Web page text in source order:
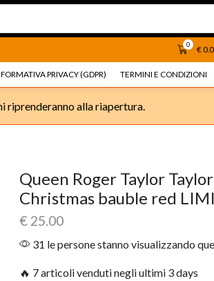
0
€
PRIVACY (GDPR) TERMINI E CONDIZIONI
Ricambi e accessori Moto Go
riprenderanno alla riapertura.
Queen Roger Taylor
Christmas bauble red
€ 25.00
31 le persone stanno visualizzando
🔥 7 articoli venduti negli ultimi 3 days